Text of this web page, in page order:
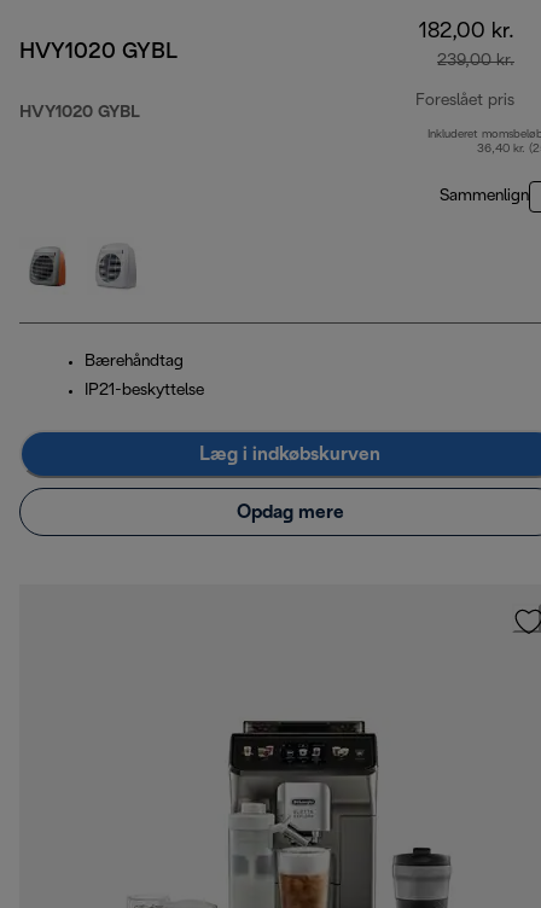
HVY1020 GYBL
HVY1020 GYBL
182,00 kr.
239,00 kr.
Foreslået pris
Inkluderet
36,40 kr.
Sammenlign
Bærehåndtag
IP21-beskyttelse
Læg i indkøbskurven
Opdag mere